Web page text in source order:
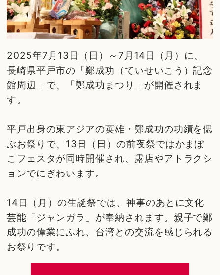
2025年7月13日（日）～7月14日（月）に、
長崎県平戸市の「鄭成功（ていせいこう）記念
館周辺」で、「鄭成功まつり」が開催されま
す。
平戸出身の東アジアの英雄・鄭成功の功績を偲
ぶお祭りで、13日（日）の前夜祭ではかまぼ
こフェスタが同時開催され、露店やアトラクシ
ョンでにぎわいます。
14日（月）の生誕祭では、神事のあとに文化
芸能「ジャンガラ」が奉納されます。親子で鄭
成功の偉業にふれ、台湾との交流を感じられる
お祭りです。